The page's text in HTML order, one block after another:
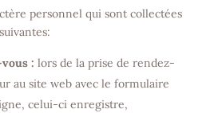
personnel qui sont collectées
: lors de la prise de rendez-
au site web avec le formulaire
celui-ci enregistre,